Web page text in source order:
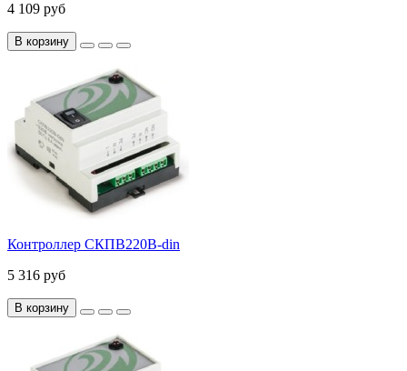
4 109 руб
В корзину
Контроллер СКПВ220В-din
5 316 руб
В корзину